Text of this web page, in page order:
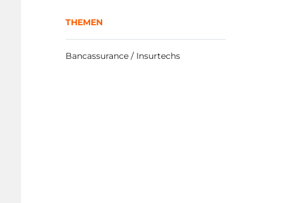
THEMEN
Bancassurance / Insurtechs